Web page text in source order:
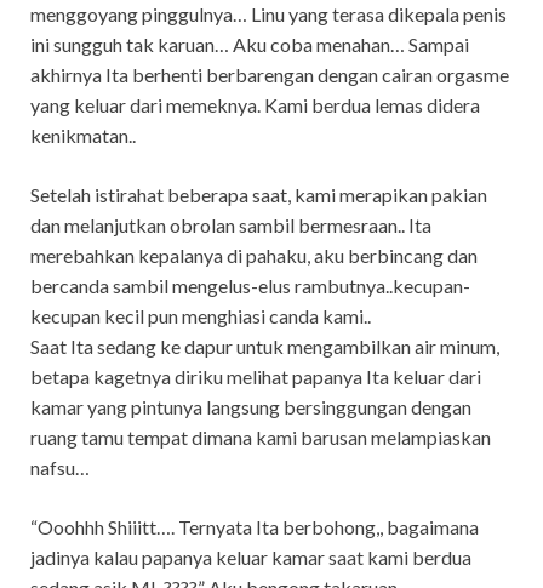
menggoyang pinggulnya… Linu yang terasa dikepala penis
ini sungguh tak karuan… Aku coba menahan… Sampai
akhirnya Ita berhenti berbarengan dengan cairan orgasme
yang keluar dari memeknya. Kami berdua lemas didera
kenikmatan..
Setelah istirahat beberapa saat, kami merapikan pakian
dan melanjutkan obrolan sambil bermesraan.. Ita
merebahkan kepalanya di pahaku, aku berbincang dan
bercanda sambil mengelus-elus rambutnya..kecupan-
kecupan kecil pun menghiasi canda kami..
Saat Ita sedang ke dapur untuk mengambilkan air minum,
betapa kagetnya diriku melihat papanya Ita keluar dari
kamar yang pintunya langsung bersinggungan dengan
ruang tamu tempat dimana kami barusan melampiaskan
nafsu…
“Ooohhh Shiiitt…. Ternyata Ita berbohong,, bagaimana
jadinya kalau papanya keluar kamar saat kami berdua